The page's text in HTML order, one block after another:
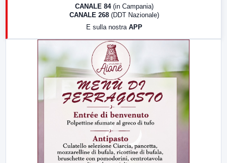
CANALE 84 (in Campania)
CANALE 268 (DDT Nazionale)
E sulla nostra APP